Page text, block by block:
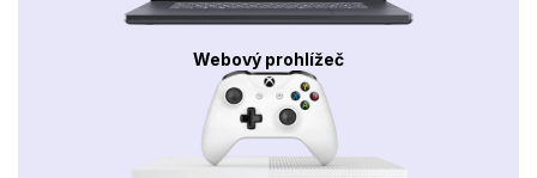
Webový prohlížeč